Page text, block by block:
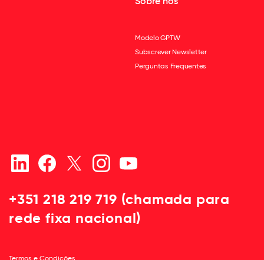
Modelo GPTW
Subscrever Newsletter
Perguntas Frequentes
+351 218 219 719 (chamada para
rede fixa nacional)
Termos e Condições